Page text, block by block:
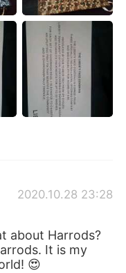
2020.10.28 23:28
about Harrods?
It is my
😍